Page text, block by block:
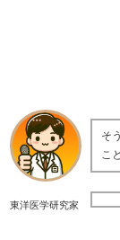
東洋医学研究家
そ
こ